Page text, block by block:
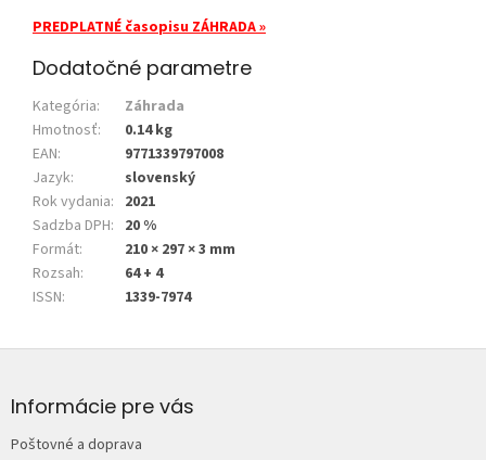
PREDPLATNÉ časopisu ZÁHRADA»
Dodatočné parametre
Kategória:
Záhrada
Hmotnosť:
0.14 kg
EAN:
9771339797008
Jazyk:
slovenský
Rok vydania: 2021
Sadzba DPH: 20 %
Formát:
210 × 297 × 3 mm
Rozsah:
64 + 4
ISSN: 1339-7974
pInformácie pre vás
Poštovné a doprava